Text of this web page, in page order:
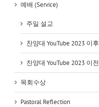
예배 (Service)
주일 설교
찬양대 YouTube 2023 이후
찬양대 YouTube 2023 이전
목회수상
Pastoral Reflection